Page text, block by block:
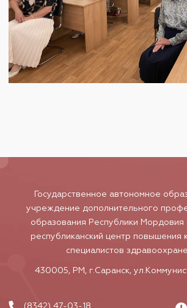
Государственное автономное
учреждение дополнительного
образования Республики Мордовия
республиканский центр повышения
специалистов
430005, РМ, г.Саранск,
(8342) 47-03-18